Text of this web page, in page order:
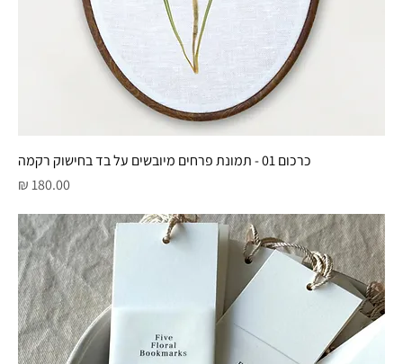
כרכום 01 - תמונת פרחים מיובשים על בד בחישוק רקמה
מחיר